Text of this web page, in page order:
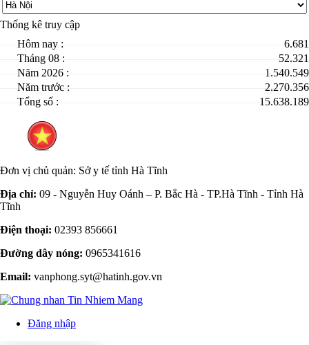
Thống kê truy cập
Hôm nay :
6.681
Tháng 08 :
52.321
Năm 2026 :
1.540.549
Năm trước :
2.270.356
Tổng số :
15.638.189
Đơn vị chủ quản: Sở y tế tỉnh Hà Tĩnh
Địa chỉ: 09 - Nguyễn Huy Oánh – P. Bắc Hà - TP.Hà Tĩnh - Tỉnh Hà
Tĩnh
Điện thoại: 02393 856661
Đường dây nóng: 0965341616
Email: vanphong.syt@hatinh.gov.vn
Đăng nhập